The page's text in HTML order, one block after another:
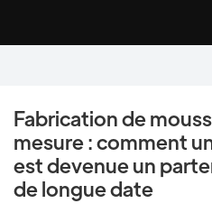
Fabrication de
mesure : comment
est devenue un
de longue date